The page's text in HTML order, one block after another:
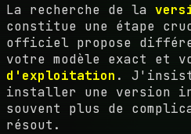
La recherche de la
constitue une étape
officiel propose
votre modèle exact et
d'exploitation .
installer une version
souvent plus de
résout.